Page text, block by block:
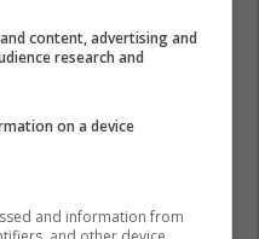
content, advertising and
research and
on a device
and information from